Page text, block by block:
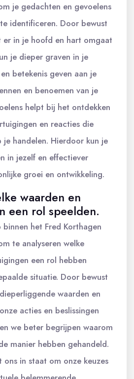
je gedachten en gevoelens
identificeren. Door bewust
in je hoofd en hart omgaat
je dieper graven in je
betekenis geven aan je
en benoemen van je
helpt bij het ontdekken
en reacties die
handelen. Hierdoor kun je
in jezelf en effectiever
groei en ontwikkeling.
waarden en
een rol speelden.
het Fred Korthagen
te analyseren welke
een rol hebben
situatie. Door bewust
waarden en
acties en beslissingen
we beter begrijpen waarom
manier hebben gehandeld.
in staat om onze keuzes